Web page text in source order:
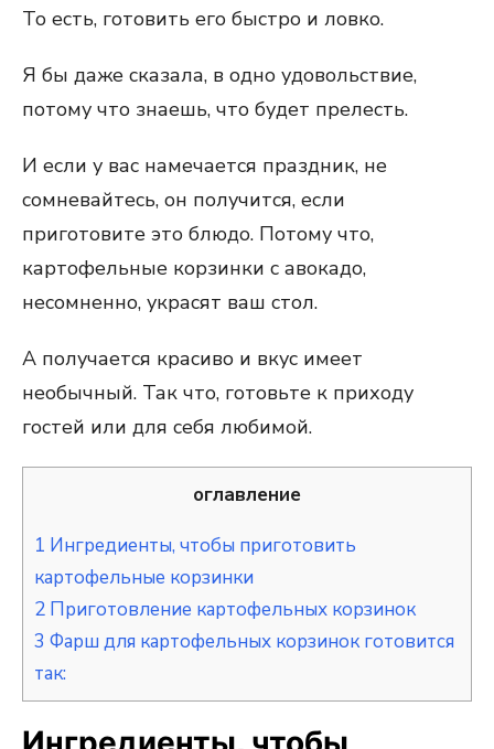
То есть, готовить его быстро и ловко.
Я бы даже сказала, в одно удовольствие,
потому что знаешь, что будет прелесть.
И если у вас намечается праздник, не
сомневайтесь, он получится, если
приготовите это блюдо. Потому что,
картофельные корзинки с авокадо,
несомненно, украсят ваш стол.
А получается красиво и вкус имеет
необычный. Так что, готовьте к приходу
гостей или для себя любимой.
оглавление
1 Ингредиенты, чтобы приготовить
картофельные корзинки
2 Приготовление картофельных корзинок
3 Фарш для картофельных корзинок готовится
так: